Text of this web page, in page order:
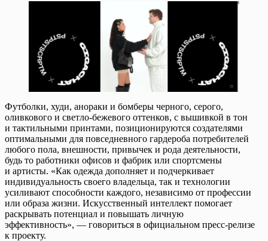
Футболки, худи, анораки и бомберы черного, серого,
оливкового и светло-бежевого оттенков, с вышивкой в тон
и тактильными принтами, позиционируются создателями
оптимальными для повседневного гардероба потребителей
любого пола, внешности, привычек и рода деятельности,
будь то работники офисов и фабрик или спортсмены
и артисты. «Как одежда дополняет и подчеркивает
индивидуальность своего владельца, так и технологии
усиливают способности каждого, независимо от профессии
или образа жизни. Искусственный интеллект помогает
раскрывать потенциал и повышать личную
эффективность», — говориться в официальном пресс-релизе
к проекту.